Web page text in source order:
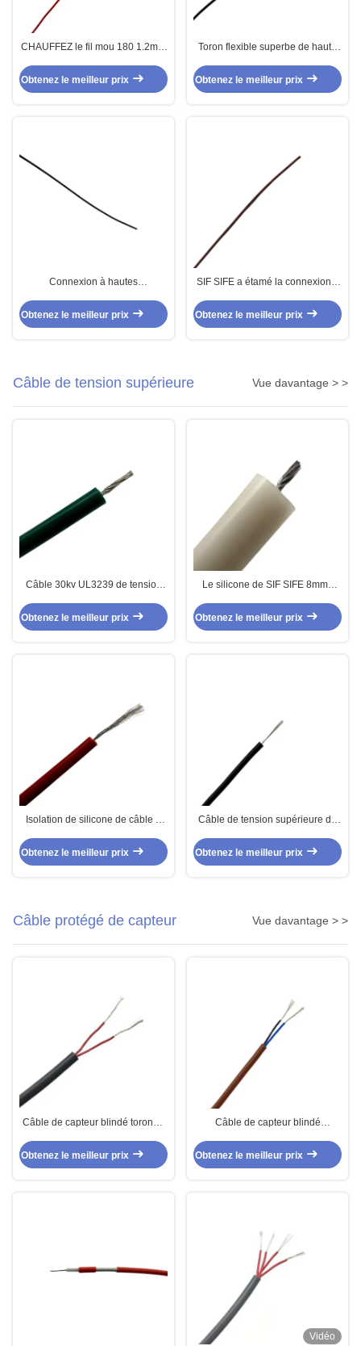
CHAUFFEZ le fil mou 180 1.2mm
Obtenez le meilleur prix
Toron flexible superbe de haute
HEAT180
Obtenez le meilleur prix
Connexion à hautes
l'isolation du fil 20AWG ETFE
Obtenez le meilleur prix
SIF SIFE a étamé la connexion à
d'isolation du câble 250C 24AWG
PFA de silicone le fil
Obtenez le meilleur prix
Câble de tension supérieure Vue davantage > >
Câble 30kv UL3239 de tension
Obtenez le meilleur prix
Le silicone de SIF SIFE 8mm2
tension UL3239
Obtenez le meilleur prix
Isolation de silicone de câble à
Obtenez le meilleur prix
Câble de tension supérieure de
Obtenez le meilleur prix
Câble protégé de capteur Vue davantage > >
Câble de capteur blindé toronné
MM2
Obtenez le meilleur prix
Câble de capteur blindé
200c 2 conducteurs 2 X 0,34
mm2
Obtenez le meilleur prix
Vidéo